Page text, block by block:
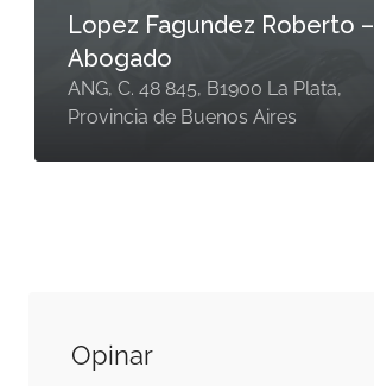
Lopez Fagundez Roberto –
Abogado
ANG, C. 48 845, B1900 La Plata,
Provincia de Buenos Aires
Opinar